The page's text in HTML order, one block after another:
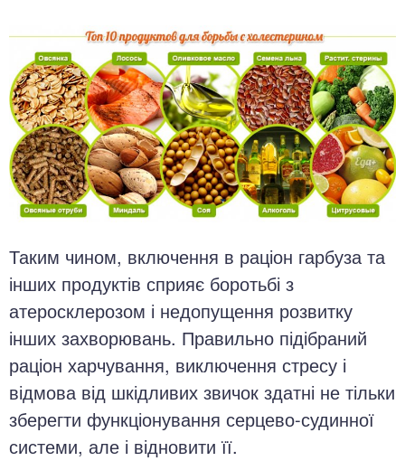
Таким чином, включення в раціон гарбуза та
інших продуктів сприяє боротьбі з
атеросклерозом і недопущення розвитку
інших захворювань. Правильно підібраний
раціон харчування, виключення стресу і
відмова від шкідливих звичок здатні не тільки
зберегти функціонування серцево-судинної
системи, але і відновити її.